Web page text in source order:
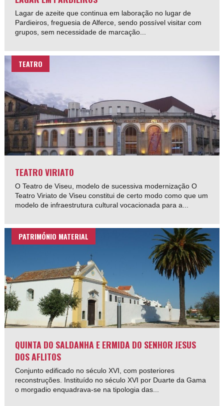
Lagar de azeite que continua em laboração no lugar de
Pardieiros, freguesia de Alferce, sendo possível visitar com
grupos, sem necessidade de marcação...
TEATRO
TEATRO VIRIATO
O Teatro de Viseu, modelo de sucessiva modernização O
Teatro Viriato de Viseu constitui de certo modo como que um
modelo de infraestrutura cultural vocacionada para a...
PATRIMÓNIO MATERIAL
QUINTA DO SALDANHA E ERMIDA DO SENHOR JESUS
DOS AFLITOS
Conjunto edificado no século XVI, com posteriores
reconstruções. Instituído no século XVI por Duarte da Gama
o morgadio enquadrava-se na tipologia das...